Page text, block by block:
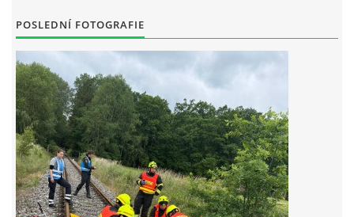
NAHLÁŠENÍ PÁLENÍ
PRONÁJEM SÁLU POŽÁRNÍHO DOMU
DOTACE
KONTAKT
POSLEDNÍ FOTOGRAFIE